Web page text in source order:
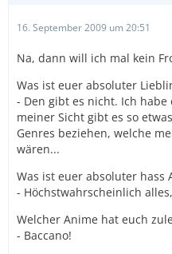
16. September 2009 um 20:51
Na, dann will ich mal kein
Was ist euer absoluter
- Den gibt es nicht. Ich
meiner Sicht gibt es so
Genres beziehen, welche
wären...
Was ist euer absoluter hass
- Höchstwahrscheinlich
Welcher Anime hat euch
- Baccano!